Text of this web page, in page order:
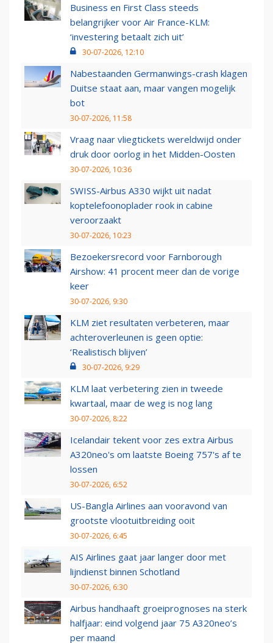
Business en First Class steeds
belangrijker voor Air France-KLM:
‘investering betaalt zich uit’
30-07-2026, 12:10
Nabestaanden Germanwings-crash klagen
Duitse staat aan, maar vangen mogelijk
bot
30-07-2026, 11:58
Vraag naar vliegtickets wereldwijd onder
druk door oorlog in het Midden-Oosten
30-07-2026, 10:36
SWISS-Airbus A330 wijkt uit nadat
koptelefoonoplader rook in cabine
veroorzaakt
30-07-2026, 10:23
Bezoekersrecord voor Farnborough
Airshow: 41 procent meer dan de vorige
keer
30-07-2026, 9:30
KLM ziet resultaten verbeteren, maar
achteroverleunen is geen optie:
‘Realistisch blijven’
30-07-2026, 9:29
KLM laat verbetering zien in tweede
kwartaal, maar de weg is nog lang
30-07-2026, 8:22
Icelandair tekent voor zes extra Airbus
A320neo's om laatste Boeing 757's af te
lossen
30-07-2026, 6:52
US-Bangla Airlines aan vooravond van
grootste vlootuitbreiding ooit
30-07-2026, 6:45
AIS Airlines gaat jaar langer door met
lijndienst binnen Schotland
30-07-2026, 6:30
Airbus handhaaft groeiprognoses na sterk
halfjaar: eind volgend jaar 75 A320neo’s
per maand